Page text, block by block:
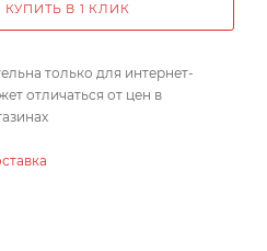
КУПИТЬ В 1 КЛИК
только для интернет-
отличаться от цен в